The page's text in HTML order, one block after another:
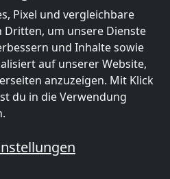
Pixel und vergleichbare
Dritten, um unsere Dienste
und Inhalte sowie
auf unserer Website,
anzuzeigen. Mit Klick
du in die Verwendung